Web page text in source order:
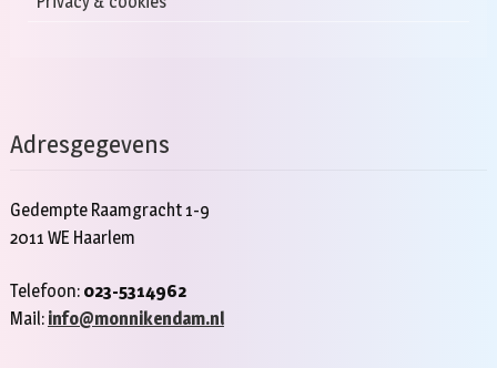
Adresgegevens
Gedempte Raamgracht 1-9
2011 WE Haarlem
Telefoon: 023-5314962
Mail: info@monnikendam.nl